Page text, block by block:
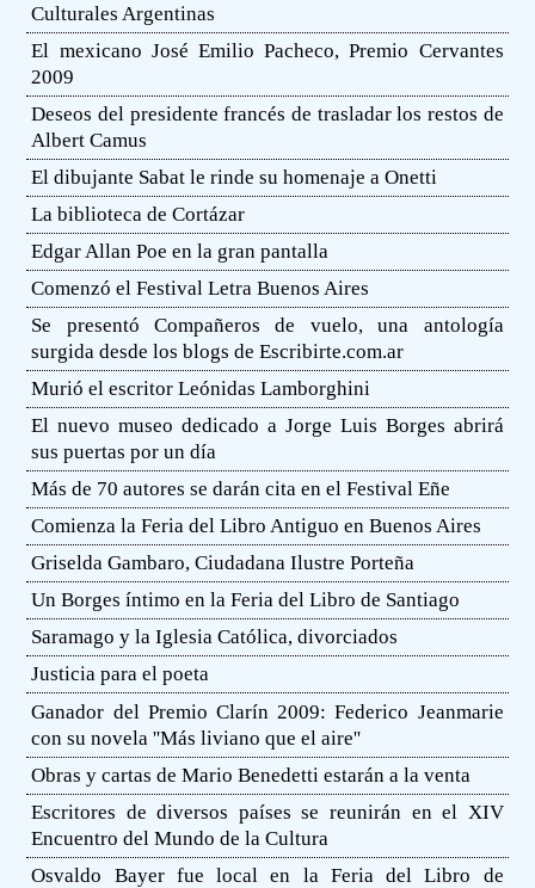
Culturales Argentinas
El mexicano José Emilio Pacheco, Premio Cervantes
2009
Deseos del presidente francés de trasladar los restos de
Albert Camus
El dibujante Sabat le rinde su homenaje a Onetti
La biblioteca de Cortázar
Edgar Allan Poe en la gran pantalla
Comenzó el Festival Letra Buenos Aires
Se presentó Compañeros de vuelo, una antología
surgida desde los blogs de Escribirte.com.ar
Murió el escritor Leónidas Lamborghini
El nuevo museo dedicado a Jorge Luis Borges abrirá
sus puertas por un día
Más de 70 autores se darán cita en el Festival Eñe
Comienza la Feria del Libro Antiguo en Buenos Aires
Griselda Gambaro, Ciudadana Ilustre Porteña
Un Borges íntimo en la Feria del Libro de Santiago
Saramago y la Iglesia Católica, divorciados
Justicia para el poeta
Ganador del Premio Clarín 2009: Federico Jeanmarie
con su novela ''Más liviano que el aire''
Obras y cartas de Mario Benedetti estarán a la venta
Escritores de diversos países se reunirán en el XIV
Encuentro del Mundo de la Cultura
Osvaldo Bayer fue local en la Feria del Libro de